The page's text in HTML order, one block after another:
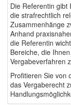
Die Referentin
die strafrechtlich
Zusammenhänge
Anhand
die Referentin
Bereiche, die
Vergabeverfahren
Profitieren Sie von
das Vergaberecht